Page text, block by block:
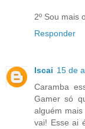
2º Sou mais
Responder
Iscai 15 de
Caramba
Gamer só
alguém mais
vai! Esse ai